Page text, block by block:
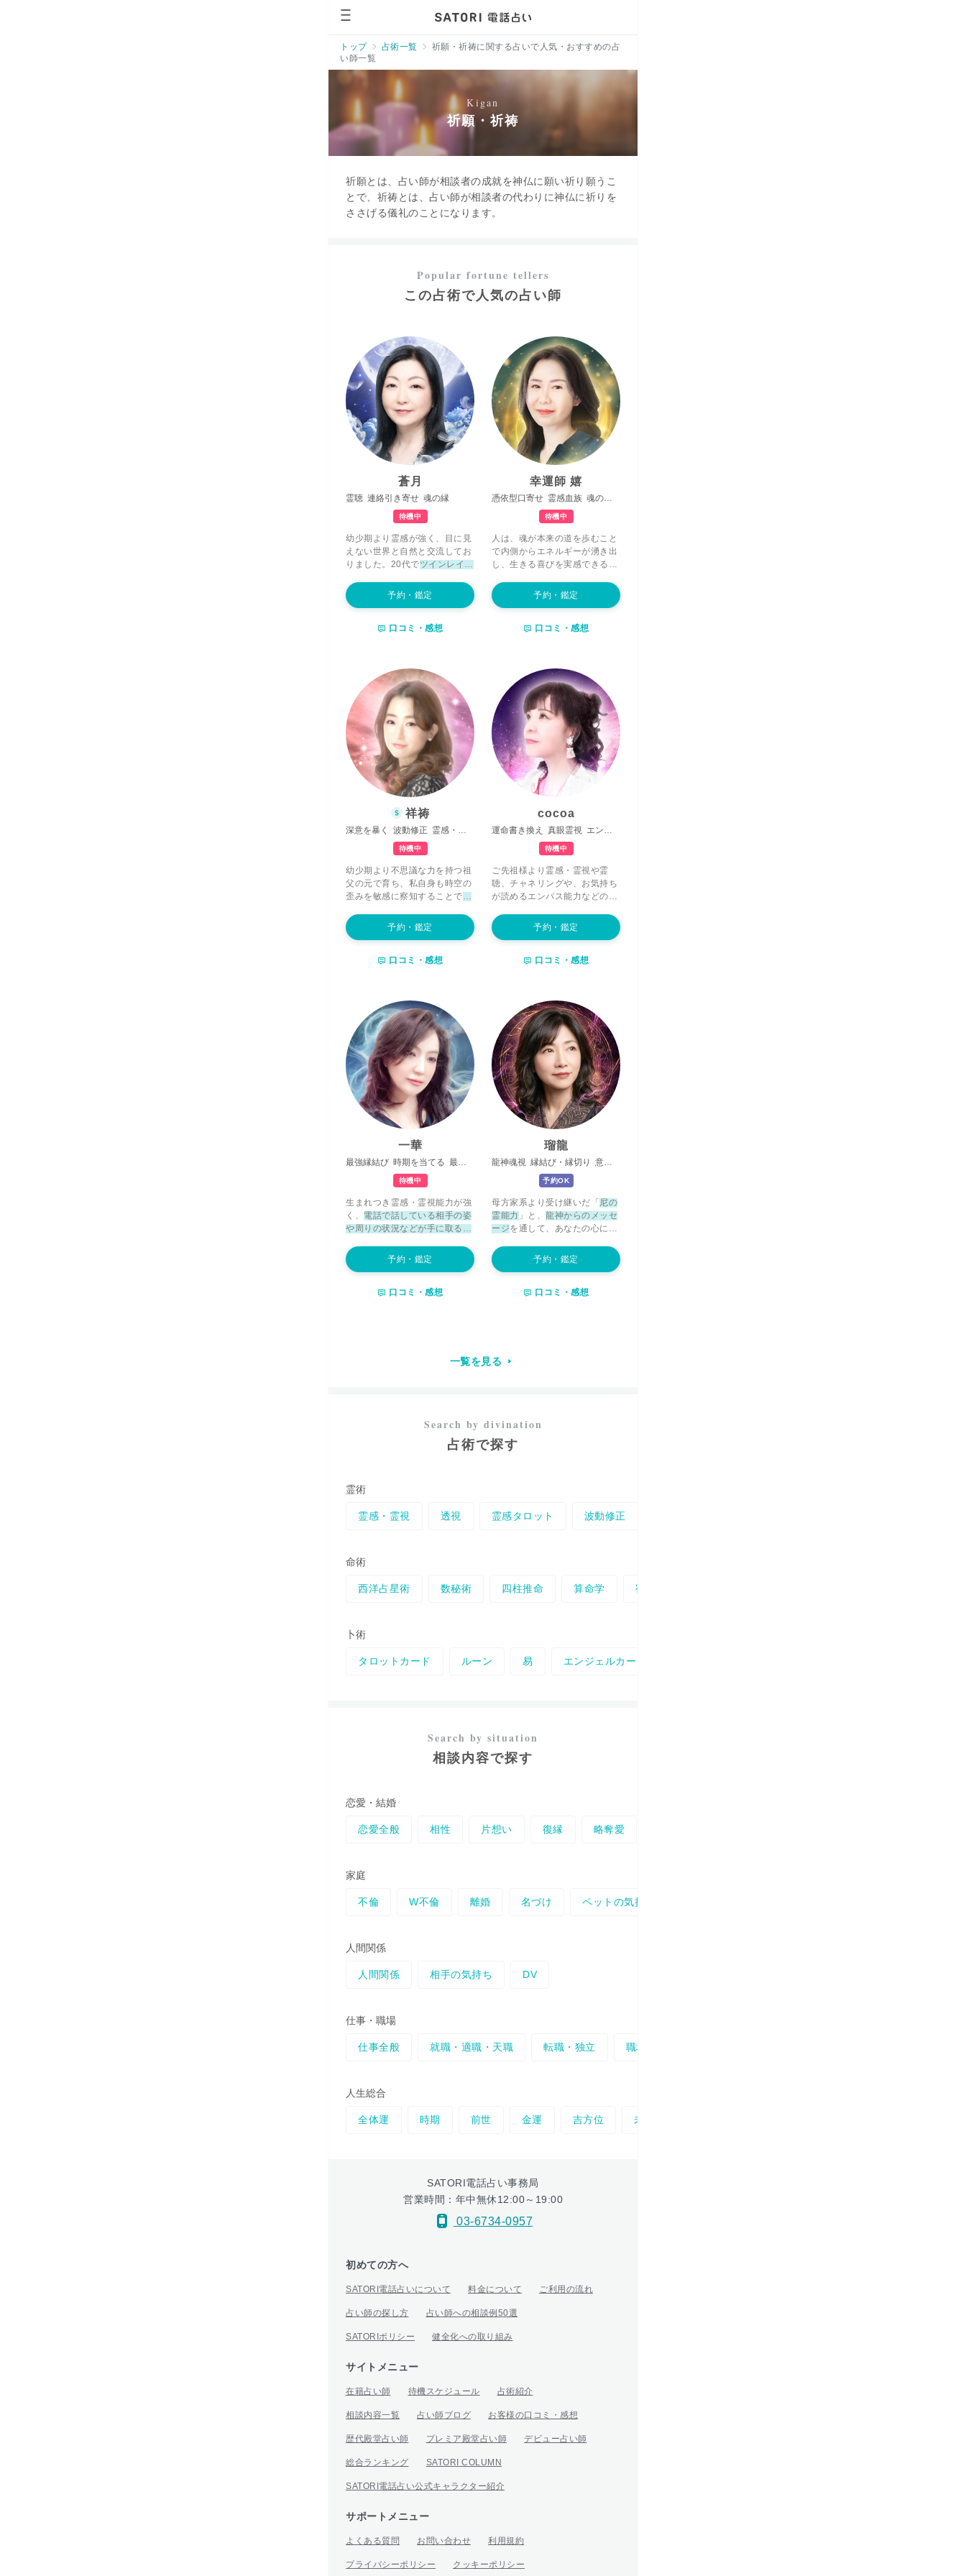
トップ 占術一覧
祈願・祈祷に関する占いで人気・おすすめの占
い師一覧
祈願・祈祷
祈願とは、占い師が相談者の成就を神仏に願い祈り願うこ
とで、祈祷とは、占い師が相談者の代わりに神仏に祈りを
ささげる儀礼のことになります。
この占術で人気の占い師
蒼月
霊聴 連絡引き寄せ 魂の縁
待機中
幼少期より霊感が強く、目に見
えない世界と自然と交流してお
りました。20代でツインレイと
スピリチュアルな道へ
と導かれ
てまいりました。 私の今世での
神仏、宇宙エネルギーと繋
生きている貴方だけではなく、
今まで生き抜いてきた魂ごと含
め鑑定、ヒーリングしていきま
す。
潜在意識は莫大な情報を持
っていますが、私達が意識でき
るのはたったの数パーセントに
すぎません。残りの大きな可能
性を引き出しながら道を開いて
いく事で、より楽しく生きて行
きましょう！
予約・鑑定
口コミ・感想
幸運師 嬉
憑依型口寄せ 霊感血族 魂の成長
待機中
人は、魂が本来の道を歩むこと
で内側からエネルギーが湧き出
し、生きる喜びを実感できるよ
そんな魂の輝きを妨げる
悩みの
根源を明らか
にし、あなた様の
ージを手掛かりに幸せ街道まで
【しがらみを解放】
未来世をご自身で創生していけ
るようにお手伝いをさせてくだ
さいね。 守護する存在は、【よ
り早く幸せ街道へたどり着くた
めのメッセージ】 を伝えてきま
す。 これにより、運命の流れを
整えると共に、魂の成長に必要
な気付きを与えていきます。ど
うかご自身の幸せを願ってお受
け取りいただけると幸いです。
心身のエネルギーである魂の質
め、あなた様が自分らしく輝く
未来へと向かうよう心を込めて
ぞよろしくお願いします。
予約・鑑定
口コミ・感想
祥祷
深意を暴く 波動修正 霊感・霊視
待機中
幼少期より不思議な力を持つ祖
父の元で育ち、私自身も時空の
歪みを敏感に察知することで他
たり、予知したことが現実世界
で起きたり
と、不思議な環境で
動を感じとり、あなた様の
人生の全てを変えることは出来
ません。ですが、頑張っている
のに上手くいかない方、落ち込
んで前を向けない方、悔しい気
持ちを抱えている方...今どんな
状況にいたとしても、私はいつ
でもあなた様の味方ですよ。 ご
相談内容はどのようなことでも
大丈夫です。周りの誰にも話す
ことができないことでも、まず
はお話しをお聞かせください。
望む未来を手に入れることが出
番に願い誠心誠意占わせていた
だきます。幸せへの第一歩を共
予約・鑑定
口コミ・感想
cocoa
運命書き換え 真眼霊視 エンパス能力
待機中
ご先祖様より霊感・霊視や霊
聴、チャネリングや、お気持ち
が読めるエンパス能力などの霊
けました。エンパス能力によ
り、
映像として視えてくるお相
た、あなた様に書き込まれた情
方の運命を視させていただき、
願望成就へ導いてきました。 ど
うしても結ばれたい相手との恋
愛、ずっと叶わなかった復縁
や、不倫関係など、【長年断ち
切れない悪循環の原因を解明】
し、悪循環からの脱却方法、 ま
たこの先に起こる未来から、逆
算してあなた様専用の【幸せの
道】をご案内いたします。 人に
言い辛い事やどんな小さなお悩
みでも、『愛』をもって寄り添
気軽に、お話しを聞かせていた
だけますと幸いです。
予約・鑑定
口コミ・感想
一華
最強縁結び 時期を当てる 最短で叶える
待機中
生まれつき霊感・霊視能力が強
く、 電話で話している相手の姿
や周りの状況などが手に取るよ
した。鑑定では霊的な存在が発
するメッセージを感じ取った
を霊的な存在へ伝えたりするな
必ず好転する方法を詳しくお伝
ポジティブな恋愛を引き寄せま
安心でき
る・元気になれる鑑定をモット
ずはご相談にお越しください。
予約・鑑定
口コミ・感想
瑠龍
龍神魂視 縁結び・縁切り 意識書き換え
予約OK
母方家系より受け継いだ「 尼の
霊能力 」と、 龍神からのメッセ
ージを通して、あなたの心に深
継いだ御神木の祈りの魔法陣
を
用いた、
縁結び・縁切り、ご祈
ツインレイや復縁、複雑な恋愛
てお話しください。 どんなお気
予約・鑑定
口コミ・感想
一覧を見る
占術で探す
霊術
霊感・霊視 透視 霊感タロット 波動修正
命術
西洋占星術 数秘術 四柱推命 算命学 宿曜占星術
卜術
タロットカード ルーン 易 エンジェルカード
相談内容で探す
恋愛・結婚
恋愛全般 相性 片想い 復縁 略奪愛
家庭
不倫 W不倫 離婚 名づけ ペットの気持ち
人間関係
人間関係 相手の気持ち DV
仕事・職場
仕事全般 就職・適職・天職 転職・独立 職場の人間関係
人生総合
全体運 時期 前世 金運 吉方位 未来予知
SATORI電話占い事務局
営業時間：年中無休12:00～19:00
03-6734-0957
初めての方へ
SATORI電話占いについて 料金について ご利用の流れ
占い師の探し方 占い師への相談例50選
SATORIポリシー 健全化への取り組み
サイトメニュー
在籍占い師 待機スケジュール 占術紹介
相談内容一覧 占い師ブログ お客様の口コミ・感想
歴代殿堂占い師 プレミア殿堂占い師 デビュー占い師
総合ランキング SATORI COLUMN
SATORI電話占い公式キャラクター紹介
サポートメニュー
よくある質問 お問い合わせ 利用規約
プライバシーポリシー クッキーポリシー